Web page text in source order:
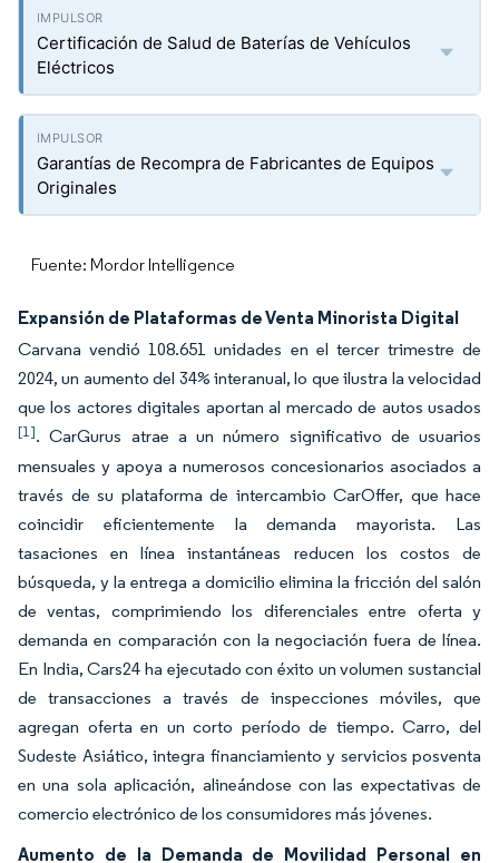
Certificación de Salud de Baterías de Vehículos
Eléctricos
Garantías de Recompra de Fabricantes de Equipos
Originales
Fuente: Mordor Intelligence
Expansión de Plataformas de Venta Minorista Digital
Carvana vendió 108.651 unidades en el tercer trimestre de
2024, un aumento del 34% interanual, lo que ilustra la velocidad
que los actores digitales aportan al mercado de autos usados
[1]. CarGurus atrae a un número significativo de usuarios
mensuales y apoya a numerosos concesionarios asociados a
través de su plataforma de intercambio CarOffer, que hace
coincidir eficientemente la demanda mayorista. Las
tasaciones en línea instantáneas reducen los costos de
búsqueda, y la entrega a domicilio elimina la fricción del salón
de ventas, comprimiendo los diferenciales entre oferta y
demanda en comparación con la negociación fuera de línea.
En India, Cars24 ha ejecutado con éxito un volumen sustancial
de transacciones a través de inspecciones móviles, que
agregan oferta en un corto período de tiempo. Carro, del
Sudeste Asiático, integra financiamiento y servicios posventa
en una sola aplicación, alineándose con las expectativas de
comercio electrónico de los consumidores más jóvenes.
Aumento de la Demanda de Movilidad Personal en